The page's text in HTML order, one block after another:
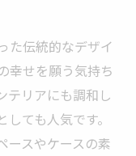
た伝統的なデザイ
幸せを願う気持ち
テリアにも調和し
ても人気です。
ースやケースの素